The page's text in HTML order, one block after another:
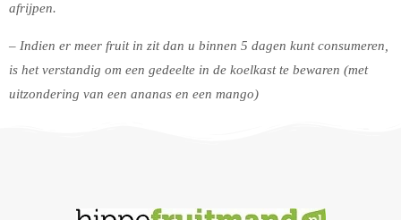
afrijpen.
– Indien er meer fruit in zit dan u binnen 5 dagen kunt consumeren,
is het verstandig om een gedeelte in de koelkast te bewaren (met
uitzondering van een ananas en een mango)